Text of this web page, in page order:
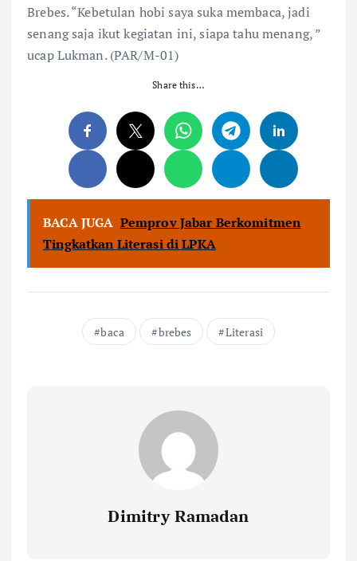
Brebes. “Kebetulan hobi saya suka membaca, jadi
senang saja ikut kegiatan ini, siapa tahu menang, ”
ucap Lukman. (PAR/M-01)
Share this…
BACA JUGA Pemprov Jabar Berkomitmen
Tingkatkan Literasi di LPKA
baca brebes Literasi
Dimitry Ramadan